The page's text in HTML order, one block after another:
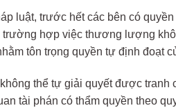
luật, trước hết các bên có
trường hợp việc thương lượng
tôn trọng quyền tự định đoạt
thể tự giải quyết được
tài phán có thẩm quyền theo